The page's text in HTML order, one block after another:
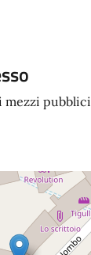
mezzi pubblici